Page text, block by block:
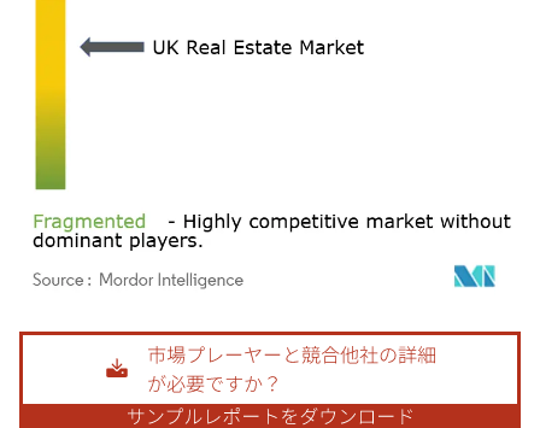
画像 © Mordor Intelligence。再利用にはCC BY 4.0の表示が必要です。